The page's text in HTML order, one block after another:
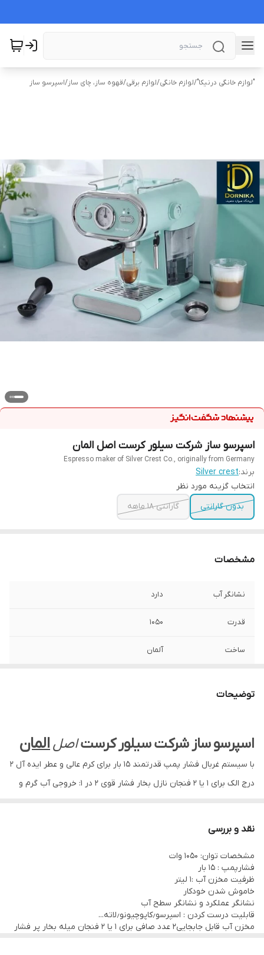
"لوازم خانگی درنیکا"/لوازم خانگی/لوازم برقی/قهوه ساز، چای ساز/اسپرسو ساز
اسپرسو ساز شرکت سیلور کرست اصل المان
Espresso maker of Silver Crest Co., originally from Germany
برند:Silver crest
انتخاب گزینه مورد نظر
بدون گارانتی
گارانتی ۱۸ ماهه
مشخصات
نشانگر آب دارد
قدرت ۱۰۵۰
ساخت آلمان
توضیحات
اسپرسوسازشرکتسیلورکرستاصلالمان
با سیستم غربال فشار پمپ قدرتمند 15 بار برای کرم عالی و عطر ایده آل 2
درج الک برای 1 یا 2 فنجان نازل بخار فشار قوی 2 در 1: خروجی آب گرم و
سانتی متر وزن تقریباً 💫ساخت:آلمان
نقد و بررسی
مشخصات توان: 1050 وات
فشارپمپ : 15 بار
ظرفیت مخزن آب :1 لیتر
خاموش شدن خودکار
نشانگر عملکرد و نشانگر سطح آب
قابلیت درست کردن : اسپرسو٫کاپوچیونو٫لاته...
مخزن آب قابل جابجایی2 عدد صافی برای 1 یا 2 فنجان میله بخار پر فشار